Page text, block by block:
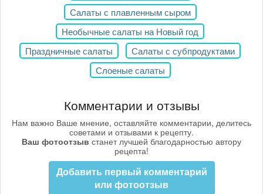
Салаты с плавленным сыром
Необычные салаты на Новый год
Праздничные салаты
Салаты с субпродуктами
Слоеные салаты
Комментарии и отзывы
Нам важно Ваше мнение, оставляйте комментарии, делитесь
советами и отзывами к рецепту.
Ваш фотоотзыв станет лучшей благодарностью автору
рецепта!
Добавить первый комментарий
или фотоотзыв